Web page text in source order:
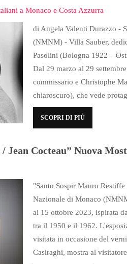
a Monaco e Costa Azzurra
di Angela Valenti Durazzo -
(NMNM) - Villa Sauber,
Pasolini (Bologna 1922 –
Dal 29 marzo al 29
commissario e Christophe
chiaroscuro), che vede
SCOPRI DI PIÙ
Jean Cocteau” Nuova
"Santo Sospir Mauro
Nazionale di Monaco
al 15 ottobre 2023, ispirata
tra il 1950 e il 1962.
visitata in occasione del
Casiraghi, mostra al